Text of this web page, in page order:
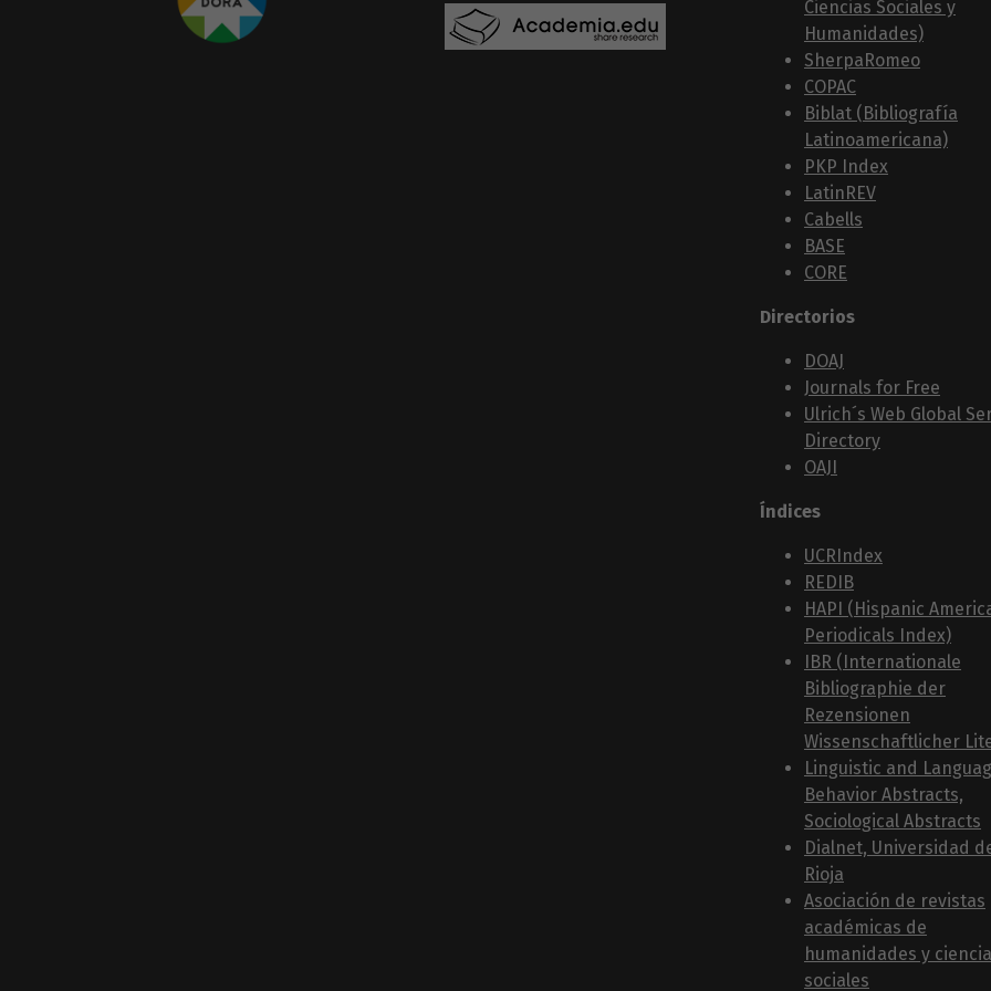
Ciencias Sociales y
Humanidades)
SherpaRomeo
COPAC
Biblat (Bibliografía
Latinoamericana)
PKP Index
LatinREV
Cabells
BASE
CORE
Directorios
DOAJ
Journals for Free
Ulrich´s Web Global
Directory
OAJI
Índices
UCRIndex
REDIB
HAPI (Hispanic
Periodicals Index)
IBR (Internationale
Bibliographie der
Rezensionen
Wissenschaftlicher
Linguistic and
Behavior Abstracts,
Sociological Abstracts
Dialnet, Universidad
Rioja
Asociación de revistas
académicas de
humanidades y
sociales